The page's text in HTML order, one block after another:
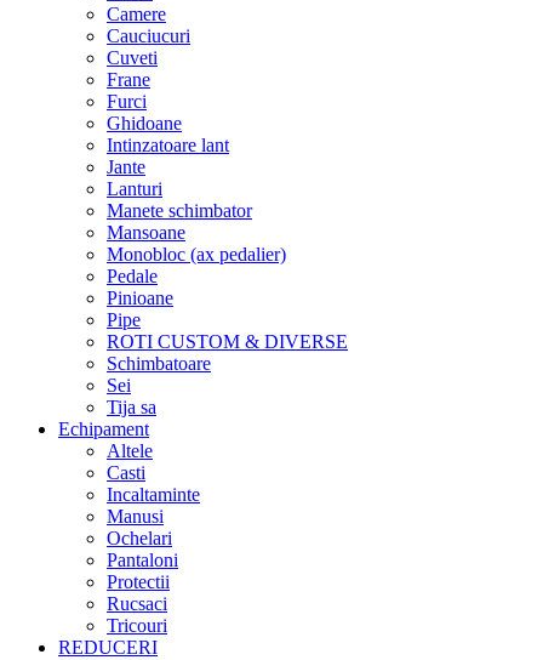
Camere
Cauciucuri
Cuveti
Frane
Furci
Ghidoane
Intinzatoare lant
Jante
Lanturi
Manete schimbator
Mansoane
Monobloc (ax pedalier)
Pedale
Pinioane
Pipe
ROTI CUSTOM & DIVERSE
Schimbatoare
Sei
Tija sa
Echipament
Altele
Casti
Incaltaminte
Manusi
Ochelari
Pantaloni
Protectii
Rucsaci
Tricouri
REDUCERI